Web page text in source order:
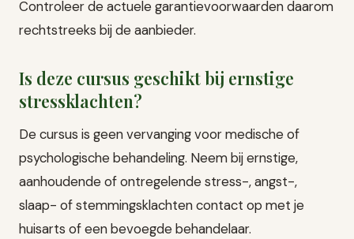
Controleer de actuele garantievoorwaarden daarom
rechtstreeks bij de aanbieder.
Is deze cursus geschikt bij ernstige
stressklachten?
De cursus is geen vervanging voor medische of
psychologische behandeling. Neem bij ernstige,
aanhoudende of ontregelende stress-, angst-,
slaap- of stemmingsklachten contact op met je
huisarts of een bevoegde behandelaar.